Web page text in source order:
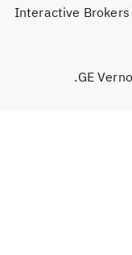
Interactive Brokers
GE